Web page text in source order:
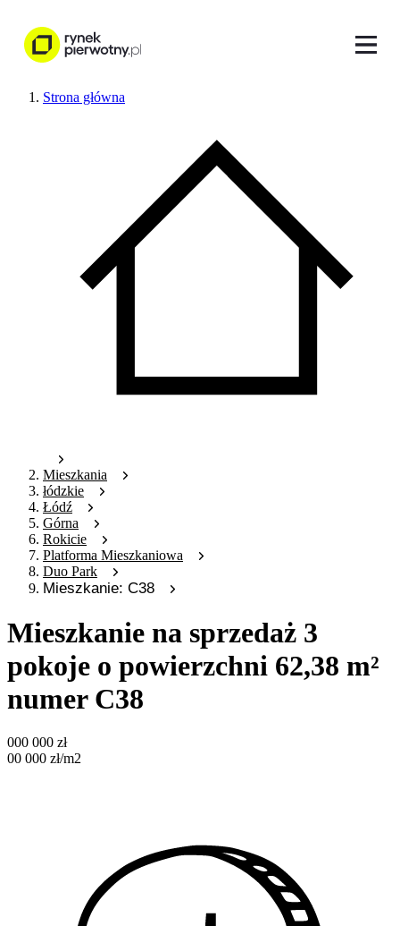
Strona główna
Mieszkania
łódzkie
Łódź
Górna
Rokicie
Platforma Mieszkaniowa
Duo Park
Mieszkanie: C38
Mieszkanie na sprzedaż 3
pokoje o powierzchni 62,38 m²
numer C38
000 000 zł
00 000 zł/m2